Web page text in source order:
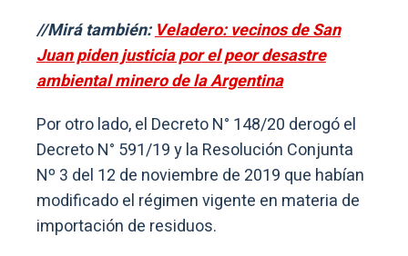
//Mirá también:Veladero: vecinos de San
Juan piden justicia por el peor desastre
ambiental minero de la Argentina
Por otro lado, el Decreto N° 148/20 derogó el
Decreto N° 591/19 y la Resolución Conjunta
Nº 3 del 12 de noviembre de 2019 que habían
modificado el régimen vigente en materia de
importación de residuos.